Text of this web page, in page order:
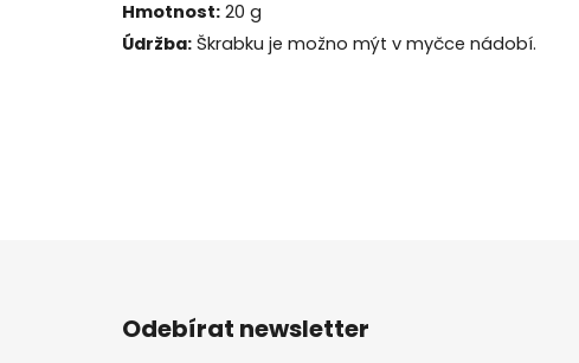
Hmotnost: 20 g
Údržba: Škrabku je možno mýt v myčce nádobí.
Odebírat newsletter